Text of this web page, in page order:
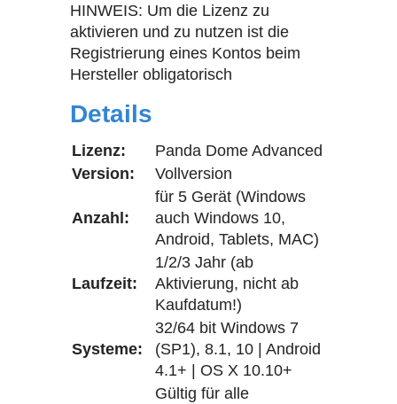
HINWEIS: Um die Lizenz zu
aktivieren und zu nutzen ist die
Registrierung eines Kontos beim
Hersteller obligatorisch
Details
Lizenz:
Panda Dome Advanced
Version:
Vollversion
Anzahl:
für 5 Gerät (Windows
auch Windows 10,
Android, Tablets, MAC)
Laufzeit:
1/2/3 Jahr (ab
Aktivierung, nicht ab
Kaufdatum!)
Systeme:
32/64 bit Windows 7
(SP1), 8.1, 10 | Android
4.1+ | OS X 10.10+
Gültig für alle